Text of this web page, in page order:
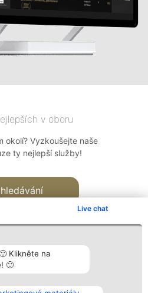
Live chat
Klikněte na
🙂
v oboru
okolí? Vyzkoušejte naše
ty nejlepší služby!
Kontakt